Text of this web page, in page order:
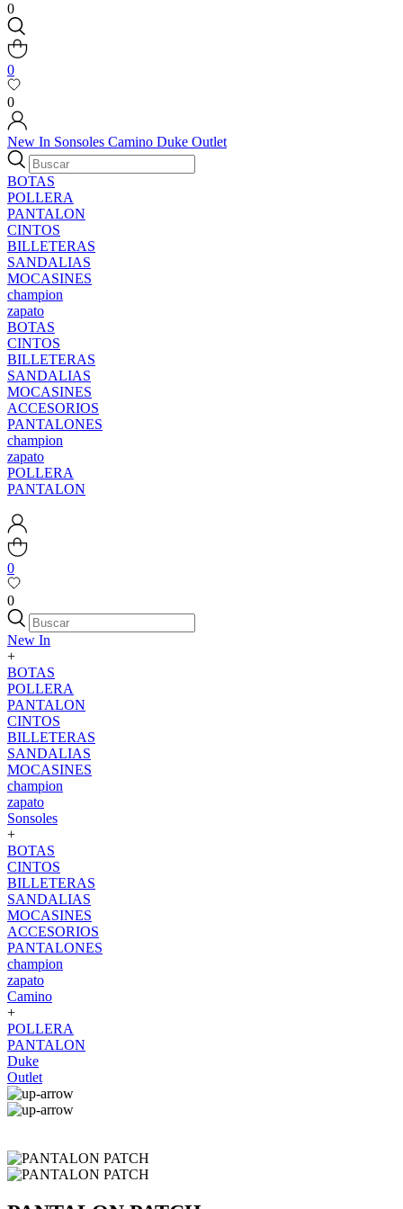
0
0
0
New In Sonsoles Camino Duke Outlet
BOTAS
POLLERA
PANTALON
CINTOS
BILLETERAS
SANDALIAS
MOCASINES
champion
zapato
BOTAS
CINTOS
BILLETERAS
SANDALIAS
MOCASINES
ACCESORIOS
PANTALONES
champion
zapato
POLLERA
PANTALON
0
0
New In
+
BOTAS
POLLERA
PANTALON
CINTOS
BILLETERAS
SANDALIAS
MOCASINES
champion
zapato
Sonsoles
+
BOTAS
CINTOS
BILLETERAS
SANDALIAS
MOCASINES
ACCESORIOS
PANTALONES
champion
zapato
Camino
+
POLLERA
PANTALON
Duke
Outlet